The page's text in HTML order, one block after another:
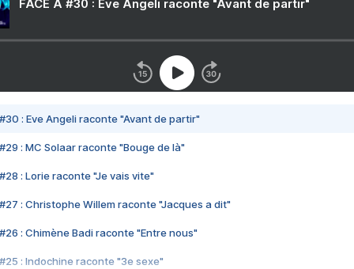
FACE A #30 : Eve Angeli raconte "Avant de partir"
#30 : Eve Angeli raconte "Avant de partir"
#29 : MC Solaar raconte "Bouge de là"
#28 : Lorie raconte "Je vais vite"
#27 : Christophe Willem raconte "Jacques a dit"
#26 : Chimène Badi raconte "Entre nous"
#25 : Indochine raconte "3e sexe"